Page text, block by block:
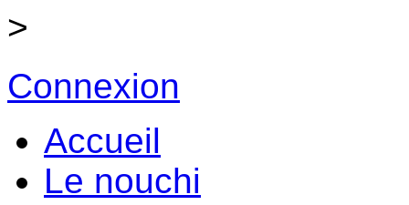
>
Connexion
Accueil
Le nouchi